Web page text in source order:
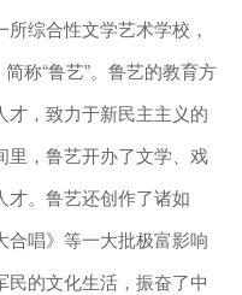
综合性文学艺术学校，
称“鲁艺”。鲁艺的教育方
才，致力于新民主主义的
里，鲁艺开办了文学、戏
才。鲁艺还创作了诸如
合唱》等一大批极富影响
的文化生活，振奋了中